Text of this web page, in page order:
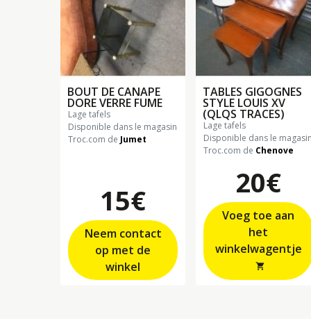
BOUT DE CANAPE
DORE VERRE FUME
lage tafels
Disponible dans le magasin
Troc.com de Jumet
15€
Neem contact
op met de
winkel
TABLES GIGOGNES
STYLE LOUIS XV
(QLQS TRACES)
lage tafels
Disponible dans le
Troc.com de Chenove
20€
Voeg toe aan
het
shopping_cart